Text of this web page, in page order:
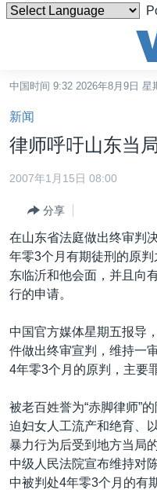
碍
链
接
转
检
索
中国
港澳
国际
最新国际新闻
印太
中东
欧洲
美洲
全球议题
分类新闻
经济·金融·贸易
人权·法律·宗教
科教·文娱·体健
劳工
环境
美中关系
热点专题
白宫要闻
美中关系
美国建国250周年
埃博拉疫情
VOA视频
中文广播
关注我们
中国时间 9:32 2026年8月9日 星
新闻
律师呼吁山东当
2007年1月15日 08:00
分享
在山东省法庭做出终审判
年零3个月有期徒刑的原
东临沂和他会面，并且向
行的申请。
中国官方媒体星期五报导
件做出终审宣判，维持一
4年零3个月的原判，主要
被老百姓誉为“赤脚律师”
迫妇女人工流产和绝育、
暴力行为后受到地方当局
中级人民法院宣布维持对
中被判处4年零3个月的有